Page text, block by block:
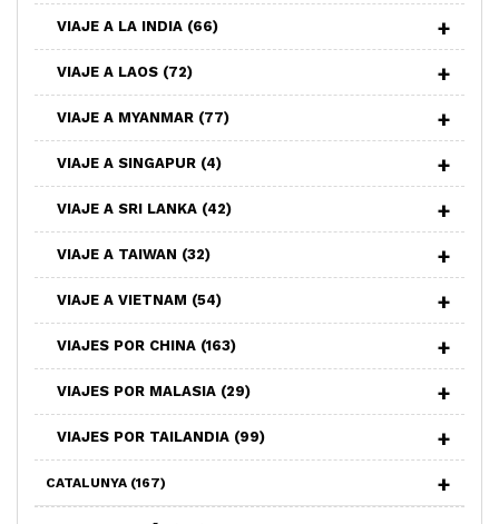
VIAJE A LA INDIA (66)
VIAJE A LAOS (72)
VIAJE A MYANMAR (77)
VIAJE A SINGAPUR (4)
VIAJE A SRI LANKA (42)
VIAJE A TAIWAN (32)
VIAJE A VIETNAM (54)
VIAJES POR CHINA (163)
VIAJES POR MALASIA (29)
VIAJES POR TAILANDIA (99)
CATALUNYA (167)